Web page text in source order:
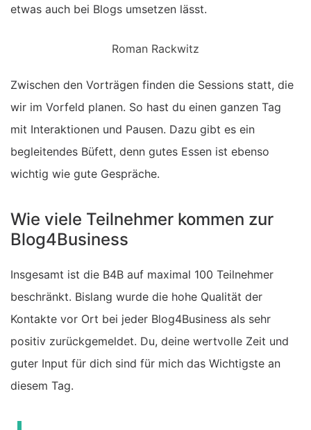
etwas auch bei Blogs umsetzen lässt.
Roman Rackwitz
Zwischen den Vorträgen finden die Sessions statt, die
wir im Vorfeld planen. So hast du einen ganzen Tag
mit Interaktionen und Pausen. Dazu gibt es ein
begleitendes Büfett, denn gutes Essen ist ebenso
wichtig wie gute Gespräche.
Wie viele Teilnehmer kommen zur
Blog4Business
Insgesamt ist die B4B auf maximal 100 Teilnehmer
beschränkt. Bislang wurde die hohe Qualität der
Kontakte vor Ort bei jeder Blog4Business als sehr
positiv zurückgemeldet. Du, deine wertvolle Zeit und
guter Input für dich sind für mich das Wichtigste an
diesem Tag.